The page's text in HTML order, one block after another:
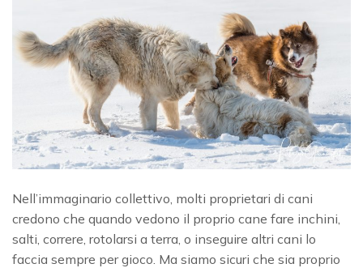
Nell’immaginario collettivo, molti proprietari di cani
credono che quando vedono il proprio cane fare inchini,
salti, correre, rotolarsi a terra, o inseguire altri cani lo
faccia sempre per gioco. Ma siamo sicuri che sia proprio